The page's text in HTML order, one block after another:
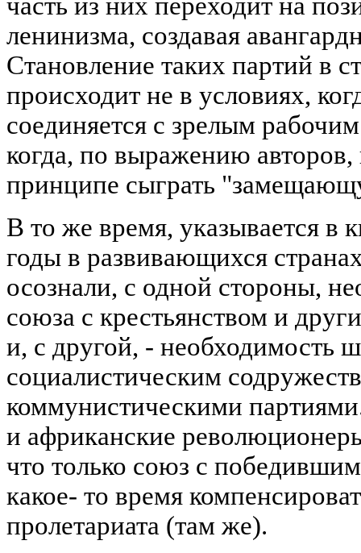
ленинизма, создавая
Становление таких партий в
происходит не в условиях,
соединяется с зрелым
когда, по выражению
принципе сыграть
В то же время, указывается в
годы в развивающихся
осознали, с одной стороны,
союза с крестьянством и
и, с другой, - необходимость
социалистическим
коммунистическими
и африканские
что только союз с
какое- то время
пролетариата (там же).